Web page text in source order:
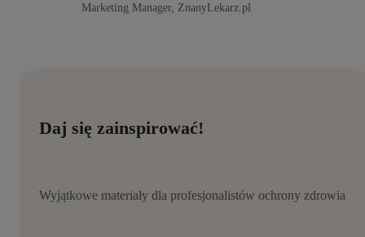
Marketing Manager, ZnanyLekarz.pl
Daj się zainspirować!
Wyjątkowe materiały dla profesjonalistów ochrony zdrowia